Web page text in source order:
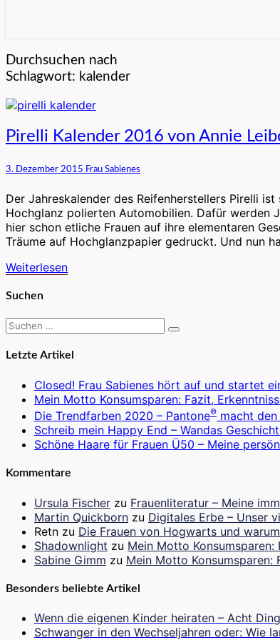
Durchsuchen nach
Schlagwort: kalender
Pirelli
Kalender
2016
von
Leibovitz
fotografiert
Pirelli Kalender 2016 von Annie
3. Dezember 2015 Frau Sabienes
Der Jahreskalender des Reifenherstellers Pirelli
Hochglanz polierten Automobilien. Dafür werden
hier schon etliche Frauen auf ihre elementaren
Träume auf Hochglanzpapier gedruckt. Und nun
WeiterlesenWeiterlesen
Suchen
Suchen
Suchen
Letzte Artikel
Closed! Frau Sabienes hört auf und startet
Mein Motto Konsumsparen: Fazit,
Die Trendfarben 2020 – Pantone® macht
Schreib mein Happy End – Wandas
Schöne Haare für Frauen Ü50 – Meine
Kommentare
Ursula Fischer zu Frauenliteratur – Meine
Martin Quickborn zu Digitales Erbe – Unser
Retn zu Die Frauen von Hogwarts und
Shadownlight zu Mein Motto
Sabine Gimm zu Mein Motto Konsumsparen:
Besonders beliebte Artikel
Wenn die eigenen Kinder heiraten – Acht
Schwanger in den Wechseljahren oder: Wie